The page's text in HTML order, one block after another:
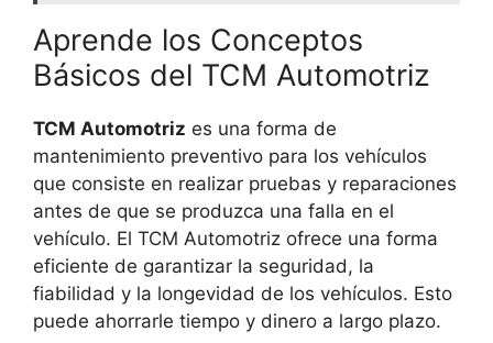
Aprende los Conceptos
Básicos del TCM Automotriz
TCM Automotriz es una forma de
mantenimiento preventivo para los vehículos
que consiste en realizar pruebas y reparaciones
antes de que se produzca una falla en el
vehículo. El TCM Automotriz ofrece una forma
eficiente de garantizar la seguridad, la
fiabilidad y la longevidad de los vehículos. Esto
puede ahorrarle tiempo y dinero a largo plazo.